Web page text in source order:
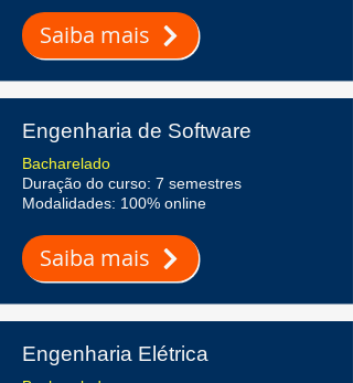
Saiba mais
Engenharia de Software
Bacharelado
Duração do curso: 7 semestres
Modalidades: 100% online
Saiba mais
Engenharia Elétrica